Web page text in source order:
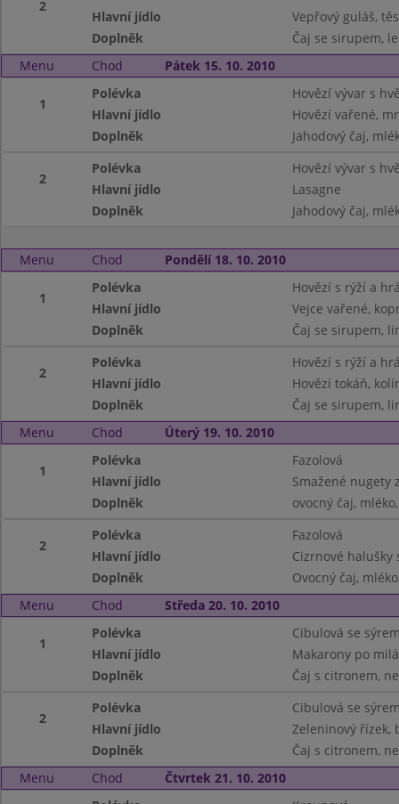
2
Hlavní jídlo
Vepřový guláš,
Doplněk
Čaj se sirupem,
Menu
Chod Pátek 15. 10. 2010
1
Polévka
Hovězí vývar s
Hlavní jídlo
Hovězí vařené,
Doplněk
Jahodový čaj,
2
Polévka
Hovězí vývar s
Hlavní jídlo
Lasagne
Doplněk
Jahodový čaj,
Menu Chod Pondělí 18. 10. 2010
1
Polévka
Hovězí s rýží a
Hlavní jídlo
Vejce vařené,
Doplněk
Čaj se sirupem,
2
Polévka
Hovězí s rýží a
Hlavní jídlo
Hovězí tokáň,
Doplněk
Čaj se sirupem,
Menu
Chod Úterý 19. 10. 2010
1
Polévka
Fazolová
Hlavní jídlo
Smažené nugety
Doplněk
ovocný čaj,
2
Polévka
Fazolová
Hlavní jídlo
Cizrnové halušky
Doplněk
Ovocný čaj,
Menu
Chod Středa 20. 10. 2010
1
Polévka
Cibulová se
Hlavní jídlo
Makarony po
Doplněk
Čaj s citronem,
2
Polévka
Cibulová se
Hlavní jídlo
Zeleninový řízek,
Doplněk
Čaj s citronem,
Menu
Chod
Čtvrtek 21. 10. 2010